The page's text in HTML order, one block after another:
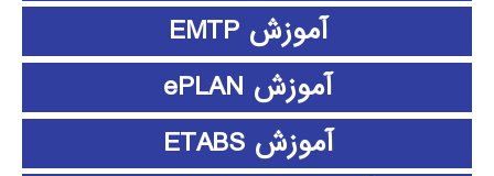
آموزش EMTP
آموزش ePLAN
آموزش ETABS